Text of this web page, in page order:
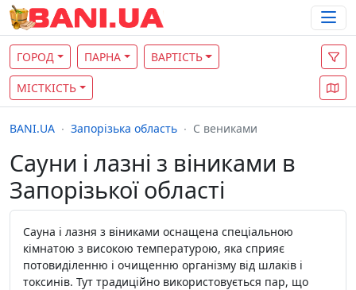
ГОРОД ПАРНА ВАРТІСТЬ
МІСТКІСТЬ
BANI.UA Запорізька область С вениками
Сауни і лазні з віниками в
Запорізької області
Сауна і лазня з віниками оснащена спеціальною
кімнатою з високою температурою, яка сприяє
потовиділенню і очищенню організму від шлаків і
токсинів. Тут традиційно використовується пар, що